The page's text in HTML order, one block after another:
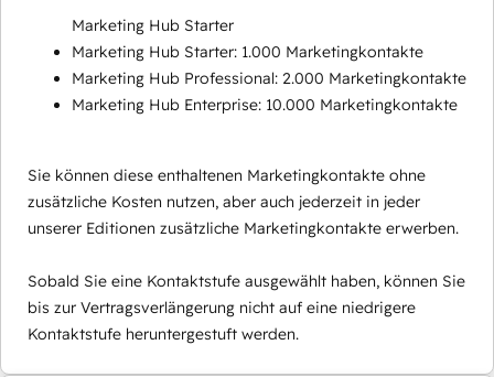
Marketing Hub Starter
Marketing Hub Starter: 1.000 Marketingkontakte
Marketing Hub Professional: 2.000 Marketingkontakte
Marketing Hub Enterprise: 10.000 Marketingkontakte
Sie können diese enthaltenen Marketingkontakte ohne
zusätzliche Kosten nutzen, aber auch jederzeit in jeder
unserer Editionen zusätzliche Marketingkontakte erwerben.
Sobald Sie eine Kontaktstufe ausgewählt haben, können Sie
bis zur Vertragsverlängerung nicht auf eine niedrigere
Kontaktstufe heruntergestuft werden.